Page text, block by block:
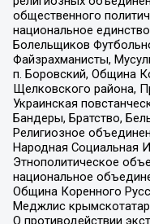
общественного
национальное
Болельщиков
Файзрахманисты,
п. Боровский, Община
Щелковского района,
Украинская
Бандеры, Братство,
Религиозное
Народная Социальная
Этнополитическое
национальное
Община Коренного
Меджлис
О противодействии